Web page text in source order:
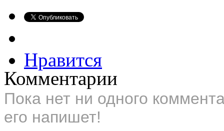
Нравится
Комментарии
Пока нет ни одного
его напишет!